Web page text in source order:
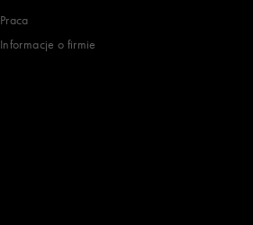
Praca
Informacje o firmie